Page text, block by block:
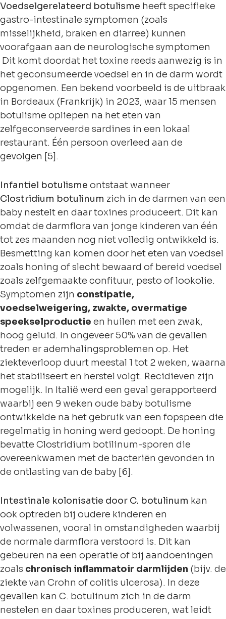
Voedselgerelateerd botulisme heeft specifieke
gastro-intestinale symptomen (zoals
misselijkheid, braken en diarree) kunnen
voorafgaan aan de neurologische symptomen
Dit komt doordat het toxine reeds aanwezig is in
het geconsumeerde voedsel en in de darm wordt
opgenomen. Een bekend voorbeeld is de uitbraak
in Bordeaux (Frankrijk) in 2023, waar 15 mensen
botulisme opliepen na het eten van
zelfgeconserveerde sardines in een lokaal
restaurant. Één persoon overleed aan de
gevolgen [5].
Infantiel botulisme ontstaat wanneer
Clostridium botulinum zich in de darmen van een
baby nestelt en daar toxines produceert. Dit kan
omdat de darmflora van jonge kinderen van één
tot zes maanden nog niet volledig ontwikkeld is.
Besmetting kan komen door het eten van voedsel
zoals honing of slecht bewaard of bereid voedsel
zoals zelfgemaakte confituur, pesto of lookolie.
Symptomen zijn constipatie,
voedselweigering, zwakte, overmatige
speekselproductie en huilen met een zwak,
hoog geluid. In ongeveer 50% van de gevallen
treden er ademhalingsproblemen op. Het
ziekteverloop duurt meestal 1 tot 2 weken, waarna
het stabiliseert en herstel volgt. Recidieven zijn
mogelijk. In Italië werd een geval gerapporteerd
waarbij een 9 weken oude baby botulisme
ontwikkelde na het gebruik van een fopspeen die
regelmatig in honing werd gedoopt. De honing
bevatte Clostridium botilinum-sporen die
overeenkwamen met de bacteriën gevonden in
de ontlasting van de baby [6].
Intestinale kolonisatie door C. botulinum kan
ook optreden bij oudere kinderen en
volwassenen, vooral in omstandigheden waarbij
de normale darmflora verstoord is. Dit kan
gebeuren na een operatie of bij aandoeningen
zoals chronisch inflammatoir darmlijden (bijv. de
ziekte van Crohn of colitis ulcerosa). In deze
gevallen kan C. botulinum zich in de darm
nestelen en daar toxines produceren, wat leidt